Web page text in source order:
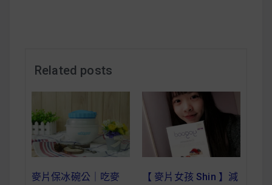
Related posts
麥片保冰碗公｜吃麥
【 麥片女孩 Shin 】減